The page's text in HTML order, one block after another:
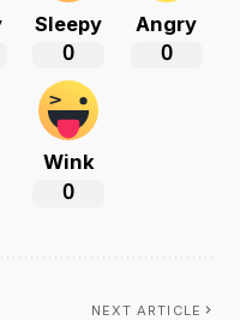
Sleepy
0
Angry
0
Wink
0
NEXT ARTICLE